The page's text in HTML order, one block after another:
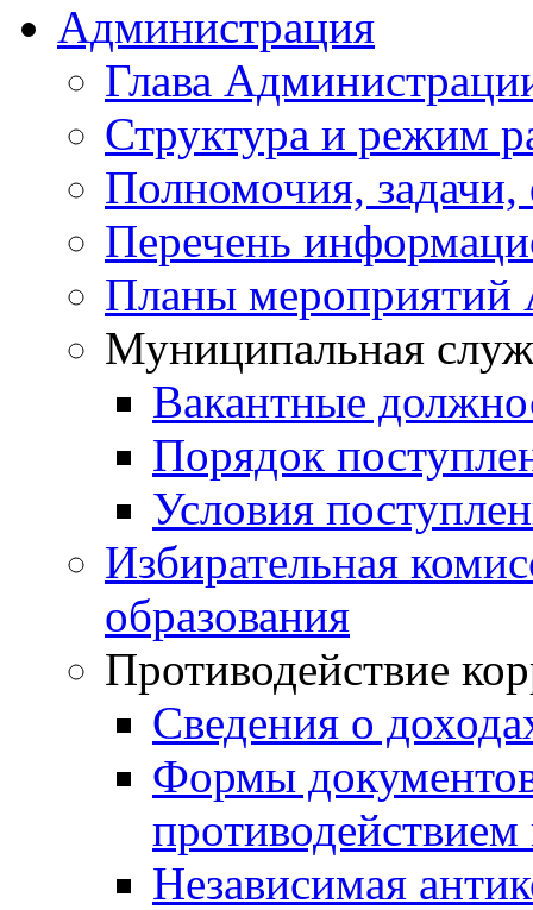
Администрация
Глава
Структура и режим
Полномочия,
Перечень
Планы мероприятий
Муниципальная
Вакантные
Порядок
Условия
Избирательная
образования
Противодействие
Сведения о
Формы
Независимая